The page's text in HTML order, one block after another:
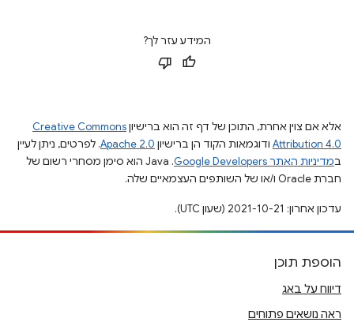
המידע עזר לך?
אלא אם צוין אחרת, התוכן של דף זה הוא ברישיוןCreative Commons
Attribution 4.0 ודוגמאות הקוד הן ברישיון Apache 2.0. לפרטים, ניתן לעיין
במדיניות האתר Google Developers‏
.‏ Java הוא סימן מסחרי רשום של
חברת Oracle ו/או של השותפים העצמאיים שלה.
עדכון אחרון: 2021-10-21 (שעון UTC).
הוספת תוכן
דיווח על באג
ראה נושאים פתוחים